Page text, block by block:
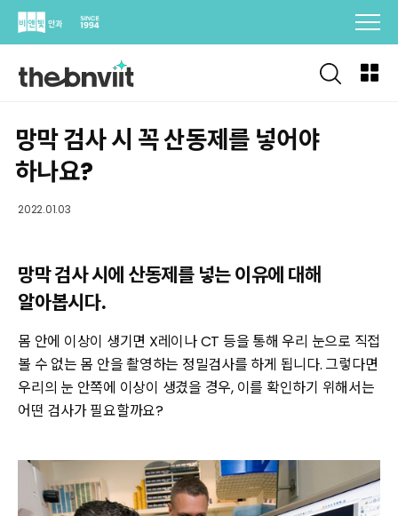
Skip
망막 검사 시 꼭 산동제를 넣어야
하나요?
2022.01.03
망막 검사 시에 산동제를 넣는 이유에 대해
알아봅시다.
몸 안에 이상이 생기면 X레이나 CT 등을 통해 우리 눈으로 직접
볼 수 없는 몸 안을 촬영하는 정밀검사를 하게 됩니다. 그렇다면
우리의 눈 안쪽에 이상이 생겼을 경우, 이를 확인하기 위해서는
어떤 검사가 필요할까요?